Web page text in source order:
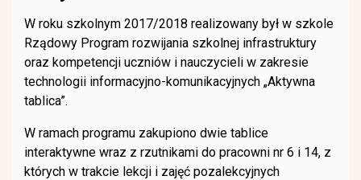
W roku szkolnym 2017/2018 realizowany był w szkole
Rządowy Program rozwijania szkolnej infrastruktury
oraz kompetencji uczniów i nauczycieli w zakresie
technologii informacyjno-komunikacyjnych „Aktywna
tablica”.
W ramach programu zakupiono dwie tablice
interaktywne wraz z rzutnikami do pracowni nr 6 i 14, z
których w trakcie lekcji i zajęć pozalekcyjnych